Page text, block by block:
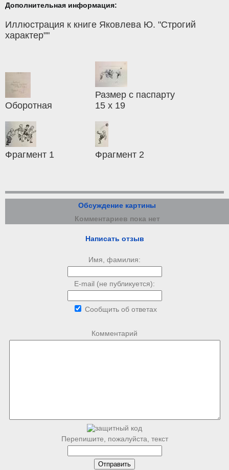
Дополнительная информация:
Иллюстрация к книге Яковлева Ю. "Строгий
характер""
Оборотная
Размер с паспарту
15 х 19
Фрагмент 1 Фрагмент 2
Обсуждение картины
Комментариев пока нет
Написать отзыв
Имя, фамилия:
E-mail (не публикуется):
Сообщить об ответах
Комментарий
Перепишите, пожалуйста, текст